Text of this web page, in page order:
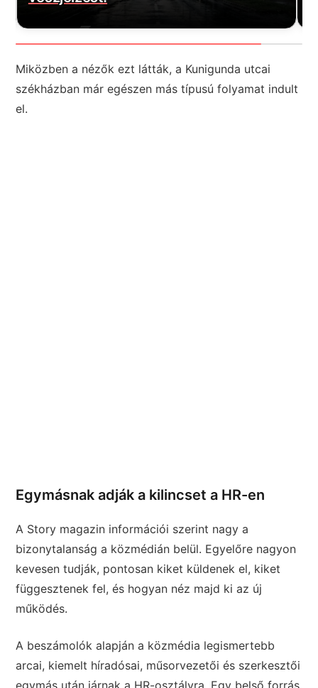
Miközben a nézők ezt látták, a Kunigunda utcai
székházban már egészen más típusú folyamat indult
el.
Egymásnak adják a kilincset a HR-en
A Story magazin információi szerint nagy a
bizonytalanság a közmédián belül. Egyelőre nagyon
kevesen tudják, pontosan kiket küldenek el, kiket
függesztenek fel, és hogyan néz majd ki az új
működés.
A beszámolók alapján a közmédia legismertebb
arcai, kiemelt híradósai, műsorvezetői és szerkesztői